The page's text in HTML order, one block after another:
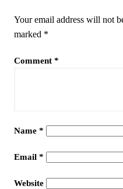
Your email address will not
marked *
Comment *
Name *
Email *
Website